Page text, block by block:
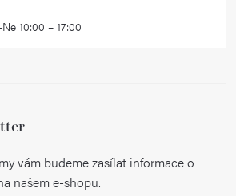
10:00 – 17:00
vám budeme zasílat informace o
našem e-shopu.